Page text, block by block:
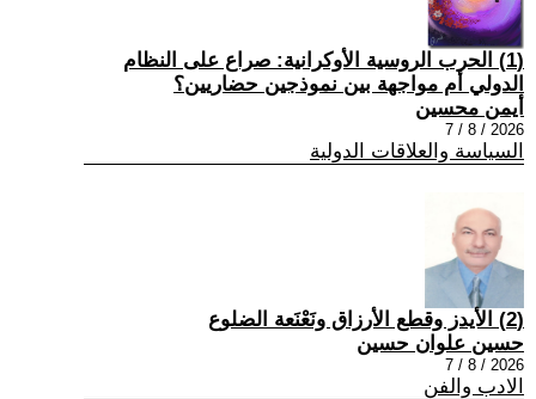
(1) الحرب الروسية الأوكرانية: صراع على النظام
الدولي أم مواجهة بين نموذجين حضاريين؟
أيمن محسين
2026 / 8 / 7
السياسة والعلاقات الدولية
(2) الأيدز وقطع الأرزاق ونَعْنَعة الضلوع
حسين علوان حسين
2026 / 8 / 7
الادب والفن